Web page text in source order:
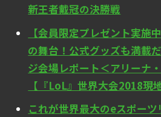
新王者戴冠の決勝戦
【会員限定プレゼント実施
の舞台！公式グッズも満載
ジ会場レポート＜アリーナ
【『LoL』世界大会2018現
これが世界最大のeスポーツ